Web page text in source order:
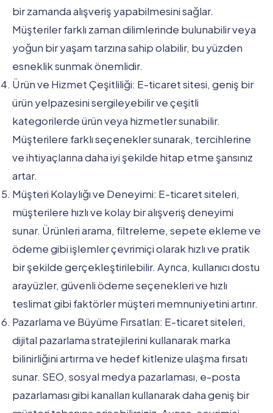
bir zamanda alışveriş yapabilmesini sağlar.
Müşteriler farklı zaman dilimlerinde bulunabilir veya
yoğun bir yaşam tarzına sahip olabilir, bu yüzden
esneklik sunmak önemlidir.
Ürün ve Hizmet Çeşitliliği: E-ticaret sitesi, geniş bir
ürün yelpazesini sergileyebilir ve çeşitli
kategorilerde ürün veya hizmetler sunabilir.
Müşterilere farklı seçenekler sunarak, tercihlerine
ve ihtiyaçlarına daha iyi şekilde hitap etme şansınız
artar.
Müşteri Kolaylığı ve Deneyimi: E-ticaret siteleri,
müşterilere hızlı ve kolay bir alışveriş deneyimi
sunar. Ürünleri arama, filtreleme, sepete ekleme ve
ödeme gibi işlemler çevrimiçi olarak hızlı ve pratik
bir şekilde gerçekleştirilebilir. Ayrıca, kullanıcı dostu
arayüzler, güvenli ödeme seçenekleri ve hızlı
teslimat gibi faktörler müşteri memnuniyetini artırır.
Pazarlama ve Büyüme Fırsatları: E-ticaret siteleri,
dijital pazarlama stratejilerini kullanarak marka
bilinirliğini artırma ve hedef kitlenize ulaşma fırsatı
sunar. SEO, sosyal medya pazarlaması, e-posta
pazarlaması gibi kanalları kullanarak daha geniş bir